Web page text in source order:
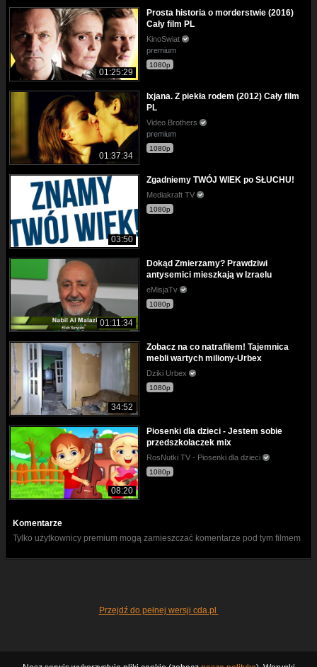
01:25:29
Prosta historia o morderstwie (2016)
Cały film PL
KinoSwiat
premium
1080p
01:37:34
Ixjana. Z piekła rodem (2012) Cały film
PL
Video Brothers
premium
1080p
03:50
Zgadniemy TWÓJ WIEK po SŁUCHU!
Mediakraft TV
1080p
01:11:34
Dokąd Zmierzamy? Prawdziwi
antysemici mieszkają w Izraelu
eMisjaTv
1080p
34:52
Zobacz na co natrafiłem! Tajemnica
mebli wartych miliony-Urbex
Dziki Urbex
1080p
08:20
Piosenki dla dzieci - Jestem sobie
przedszkolaczek mix
RosNutki TV - Piosenki dla dzieci
1080p
Komentarze
Tylko użytkownicy premium mogą zamieszczać komentarze pod tym filmem
Przejdź do pełnej wersji cda.pl